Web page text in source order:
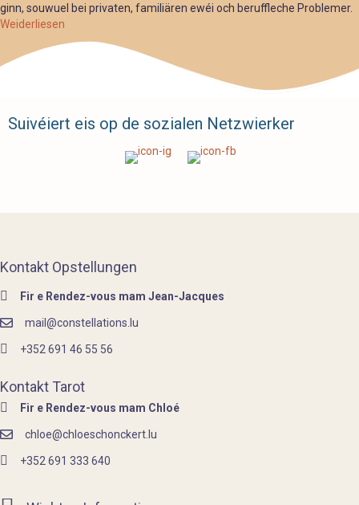
ginn, souwuel bei privaten, familiären ewéi och beruffleche Problemer.
Weiderliesen
Suivéiert eis op de sozialen Netzwierker
Kontakt Opstellungen
Fir e Rendez-vous mam Jean-Jacques
mail@constellations.lu
+352 691 46 55 56
Kontakt Tarot
Fir e Rendez-vous mam Chloé
chloe@chloeschonckert.lu
+352 691 333 640